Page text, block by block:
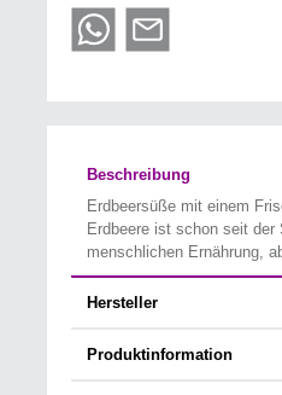
Beschreibung
Erdbeersüße mit einem
Erdbeere ist schon seit der
menschlichen Ernährung,
Hersteller
Produktinformation